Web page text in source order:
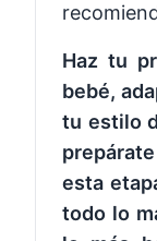
Haz tu
bebé,
tu estilo
esta
todo lo